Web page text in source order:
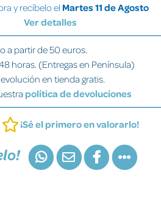
y recíbelo el Martes 11 de Agosto
Ver detalles
a partir de 50 euros.
horas. (Entregas en Península)
en tienda gratis.
política de devoluciones
¡Sé el primero en valorarlo!